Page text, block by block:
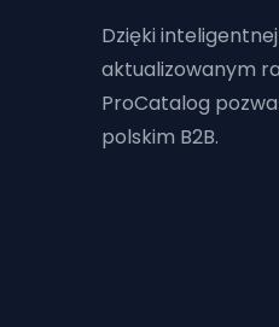
Dzięki
aktualizowanym
ProCatalog
polskim B2B.